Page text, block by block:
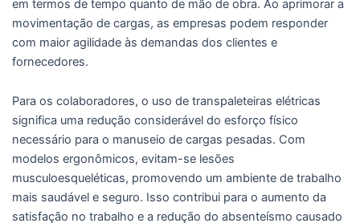
em termos de tempo quanto de mão de obra. Ao aprimorar a
movimentação de cargas, as empresas podem responder
com maior agilidade às demandas dos clientes e
fornecedores.
Para os colaboradores, o uso de transpaleteiras elétricas
significa uma redução considerável do esforço físico
necessário para o manuseio de cargas pesadas. Com
modelos ergonômicos, evitam-se lesões
musculoesqueléticas, promovendo um ambiente de trabalho
mais saudável e seguro. Isso contribui para o aumento da
satisfação no trabalho e a redução do absenteísmo causado